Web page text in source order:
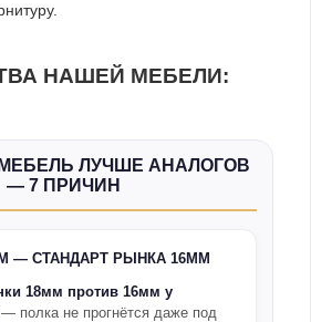
НАШЕЙ МЕБЕЛИ:
ЛУЧШЕ АНАЛОГОВ
— 7 ПРИЧИН
— СТАНДАРТ РЫНКА 16ММ
18мм против 16мм у
— полка не прогнётся даже под